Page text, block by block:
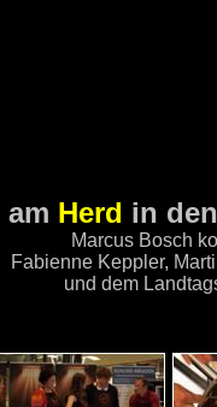
am Herd in
Marcus Bosch
Fabienne Keppler,
und dem